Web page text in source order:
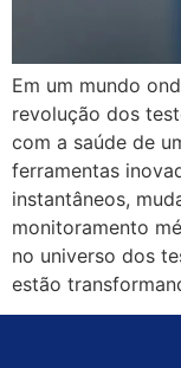
Em um mundo
revolução dos
com a saúde de
ferramentas
instantâneos,
monitoramento
no universo dos
estão